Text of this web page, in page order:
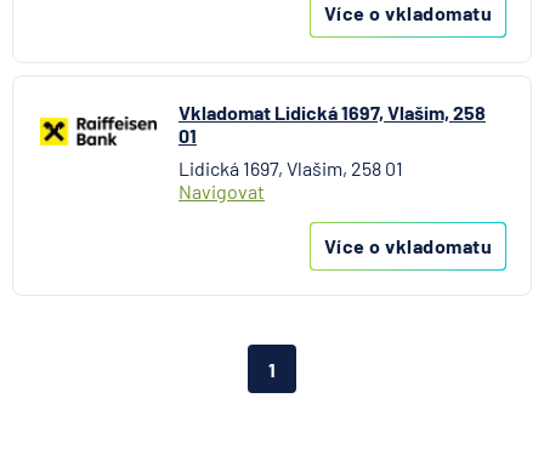
Více o vkladomatu
Vkladomat Lidická 1697, Vlašim, 258
01
Lidická 1697, Vlašim, 258 01
Navigovat
Více o vkladomatu
1